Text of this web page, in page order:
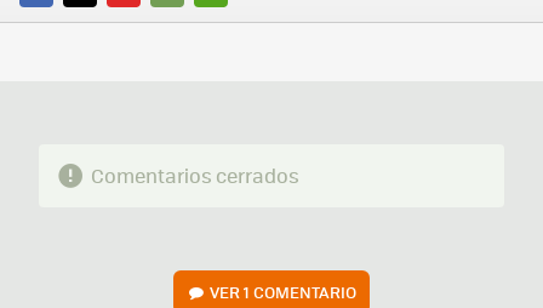
FACEBOOK
TWITTERFLIPBOARD
E-
WHATSAPP
Comentarios cerrados
VER1 COMENTARIO